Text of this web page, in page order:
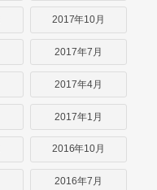
2017年10月
2017年7月
2017年4月
2017年1月
2016年10月
2016年7月